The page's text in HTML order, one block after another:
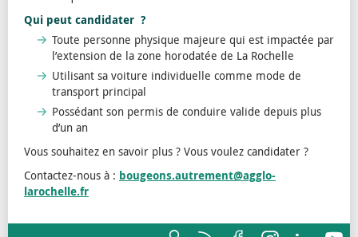
Qui peut candidater ?
Toute personne physique majeure qui est impactée par
l’extension de la zone horodatée de La Rochelle
Utilisant sa voiture individuelle comme mode de
transport principal
Possédant son permis de conduire valide depuis plus
d’un an
Vous souhaitez en savoir plus ? Vous voulez candidater ?
Contactez-nous à : bougeons.autrement@agglo-
larochelle.fr